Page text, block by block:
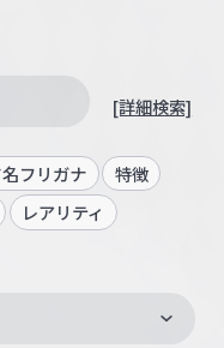
[詳細検索]
フリガナ
特徴
レアリティ